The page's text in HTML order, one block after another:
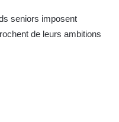
seniors imposent
de leurs ambitions